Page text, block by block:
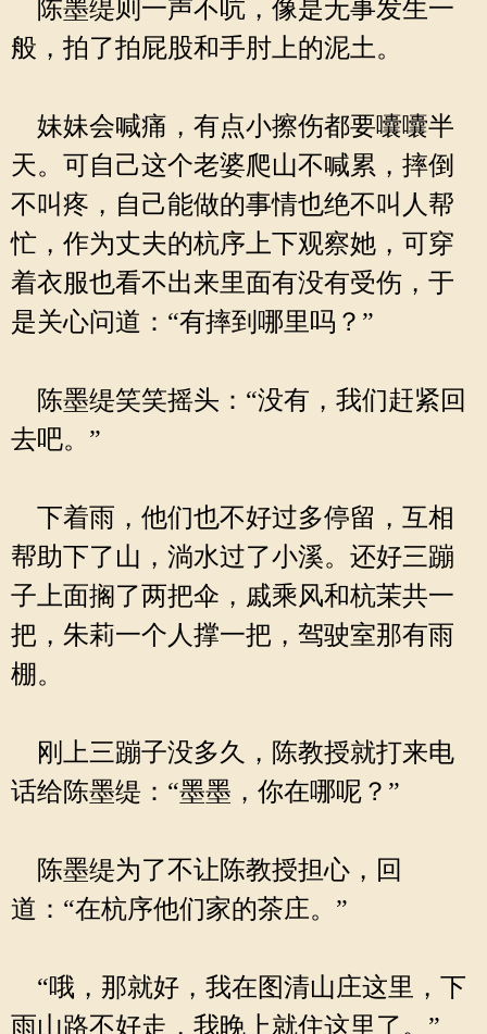
陈墨缇则一声不吭，像是无事发生一
般，拍了拍屁股和手肘上的泥土。
妹妹会喊痛，有点小擦伤都要囔囔半
天。可自己这个老婆爬山不喊累，摔倒
不叫疼，自己能做的事情也绝不叫人帮
忙，作为丈夫的杭序上下观察她，可穿
着衣服也看不出来里面有没有受伤，于
是关心问道：“有摔到哪里吗？”
陈墨缇笑笑摇头：“没有，我们赶紧回
去吧。”
下着雨，他们也不好过多停留，互相
帮助下了山，淌水过了小溪。还好三蹦
子上面搁了两把伞，戚乘风和杭茉共一
把，朱莉一个人撑一把，驾驶室那有雨
棚。
刚上三蹦子没多久，陈教授就打来电
话给陈墨缇：“墨墨，你在哪呢？”
陈墨缇为了不让陈教授担心，回
道：“在杭序他们家的茶庄。”
“哦，那就好，我在图清山庄这里，下
雨山路不好走，我晚上就住这里了。”